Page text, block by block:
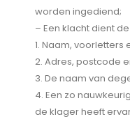
worden ingediend;
– Een klacht dient
1. Naam,
2. Adres, postcode
3. De naam van
4. Een zo
de klager heeft